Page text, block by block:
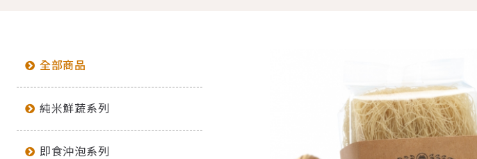
全部商品
純米鮮蔬系列
即食沖泡系列